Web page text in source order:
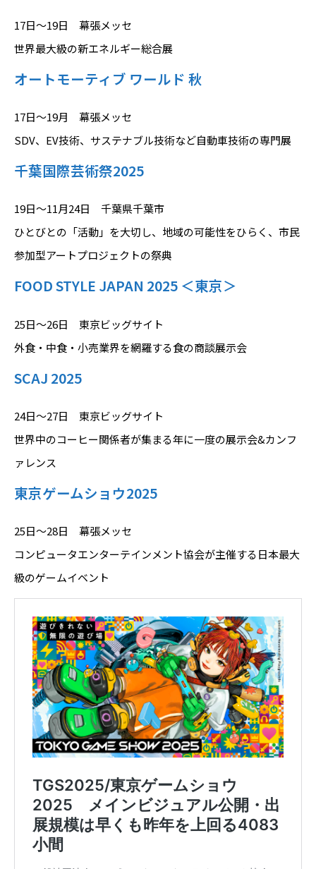
17日～19日 幕張メッセ
世界最大級の新エネルギー総合展
オートモーティブ ワールド 秋
17日～19月 幕張メッセ
SDV、EV技術、サステナブル技術など自動車技術の専門展
千葉国際芸術祭2025
19日～11月24日 千葉県千葉市
ひとびとの「活動」を大切し、地域の可能性をひらく、市民
参加型アートプロジェクトの祭典
FOOD STYLE JAPAN 2025 ＜東京＞
25日～26日 東京ビッグサイト
外食・中食・小売業界を網羅する食の商談展示会
SCAJ 2025
24日～27日 東京ビッグサイト
世界中のコーヒー関係者が集まる年に一度の展示会&カンフ
ァレンス
東京ゲームショウ2025
25日～28日 幕張メッセ
コンピュータエンターテインメント協会が主催する日本最大
級のゲームイベント